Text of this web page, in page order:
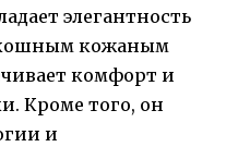
элегантность
кожаным
комфорт и
Кроме того, он
и